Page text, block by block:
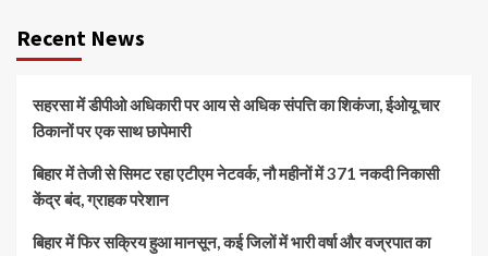
Recent News
सहरसा में डीपीओ अधिकारी पर आय से अधिक संपत्ति का शिकंजा, ईओयू चार
ठिकानों पर एक साथ छापेमारी
बिहार में तेजी से सिमट रहा एटीएम नेटवर्क, नौ महीनों में 371 नकदी निकासी
केंद्र बंद, ग्राहक परेशान
बिहार में फिर सक्रिय हुआ मानसून, कई जिलों में भारी वर्षा और वज्रपात का